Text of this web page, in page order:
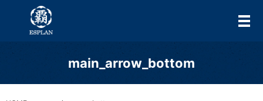
メ
main_arrow_bottom